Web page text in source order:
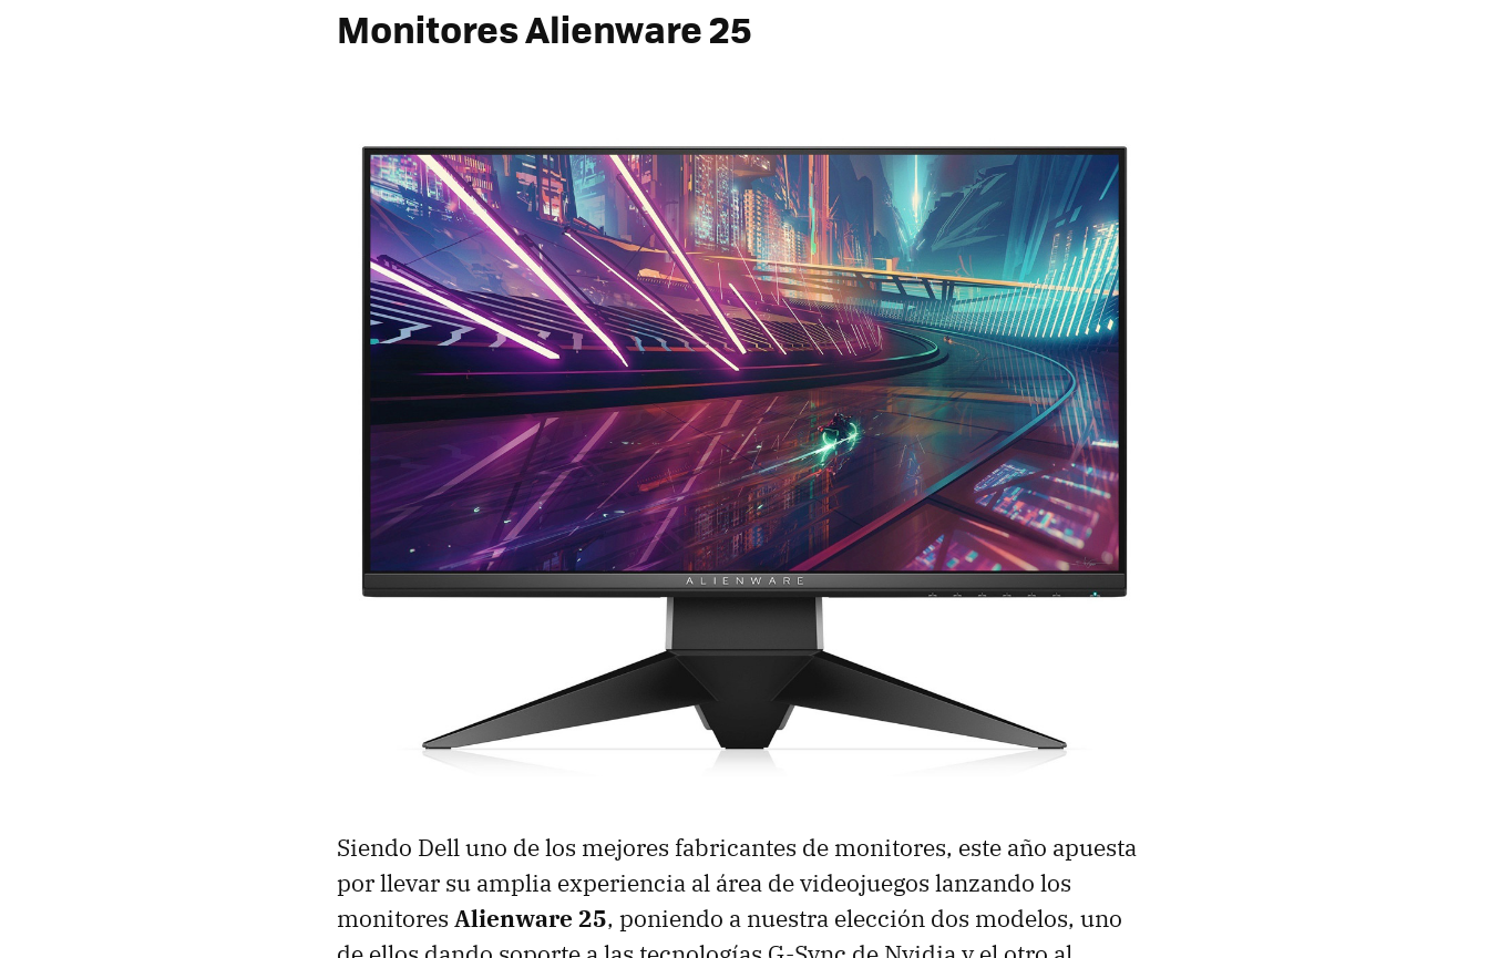
Monitores Alienware 25
Siendo Dell uno de los mejores fabricantes de monitores, este año apuesta
por llevar su amplia experiencia al área de videojuegos lanzando los
monitores Alienware 25, poniendo a nuestra elección dos modelos, uno